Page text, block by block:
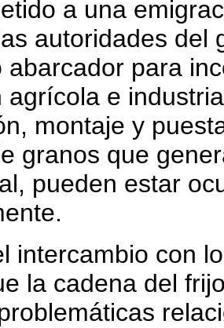
a una
autoridades del
abarcador para
agrícola e
montaje y
granos que
pueden estar
intercambio con
la cadena del